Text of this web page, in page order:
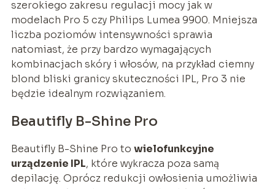
szerokiego zakresu regulacji mocy jak w
modelach Pro 5 czy Philips Lumea 9900. Mniejsza
liczba poziomów intensywności sprawia
natomiast, że przy bardzo wymagających
kombinacjach skóry i włosów, na przykład ciemny
blond bliski granicy skuteczności IPL, Pro 3 nie
będzie idealnym rozwiązaniem.
Beautifly B-Shine Pro
Beautifly B-Shine Pro to wielofunkcyjne
urządzenie IPL, które wykracza poza samą
depilację. Oprócz redukcji owłosienia umożliwia